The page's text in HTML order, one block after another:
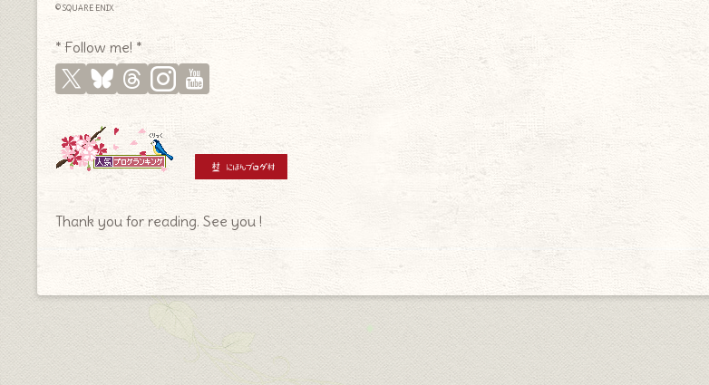
© SQUARE ENIX
* Follow me! *
Thank you for reading. See you !